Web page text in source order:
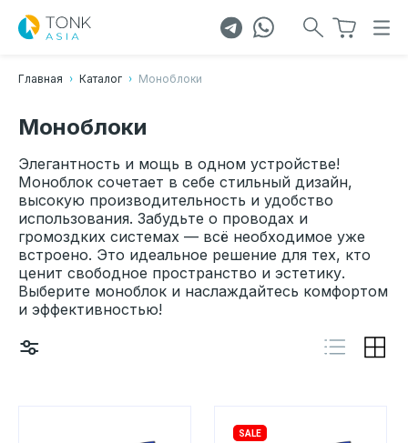
Главная Каталог Моноблоки
Моноблоки
Элегантность и мощь в одном устройстве!
Моноблок сочетает в себе стильный дизайн,
высокую производительность и удобство
использования. Забудьте о проводах и
громоздких системах — всё необходимое уже
встроено. Это идеальное решение для тех, кто
ценит свободное пространство и эстетику.
Выберите моноблок и наслаждайтесь комфортом
и эффективностью!
SALE